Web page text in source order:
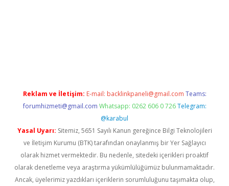
Reklam ve İletişim: E-mail: backlinkpaneli@gmail.com Teams:
forumhizmeti@gmail.com Whatsapp: 0262 606 0 726 Telegram:
@karabul
Yasal Uyarı: Sitemiz, 5651 Sayılı Kanun gereğince Bilgi Teknolojileri
ve İletişim Kurumu (BTK) tarafından onaylanmış bir Yer Sağlayıcı
olarak hizmet vermektedir. Bu nedenle, sitedeki içerikleri proaktif
olarak denetleme veya araştırma yükümlülüğümüz bulunmamaktadır.
Ancak, üyelerimiz yazdıkları içeriklerin sorumluluğunu taşımakta olup,